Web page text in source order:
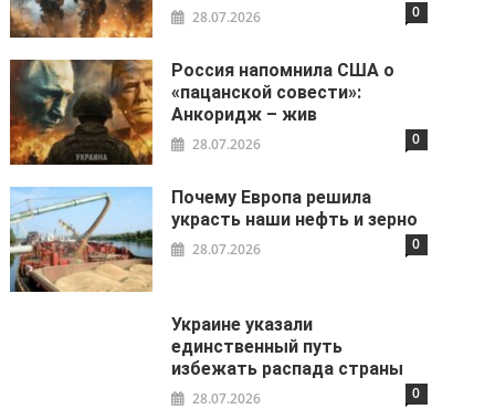
28.07.2026 0
Россия напомнила США о
«пацанской совести»:
Анкоридж – жив
28.07.2026 0
Почему Европа решила
украсть наши нефть и зерно
28.07.2026 0
Украине указали
единственный путь
избежать распада страны
28.07.2026 0